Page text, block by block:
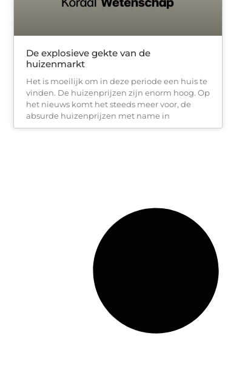
De explosieve gekte van de
huizenmarkt
Het is moeilijk om in deze periode een huis te
vinden. De huizenprijzen zijn enorm hoog. Op
het nieuws komt het steeds meer voor, de
absurde huizenprijzen met name in